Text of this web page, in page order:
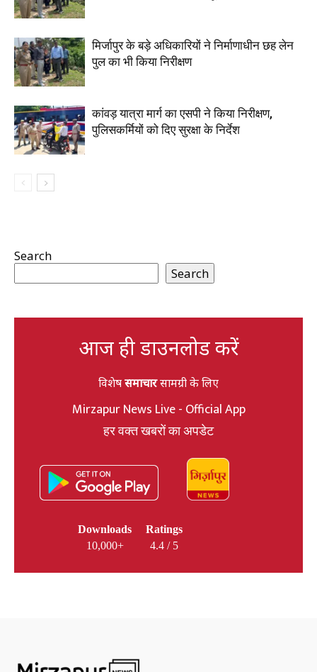
मिर्जापुर के बड़े अधिकारियों ने निर्माणाधीन छह लेन
पुल का भी किया निरीक्षण
कांवड़ यात्रा मार्ग का एसपी ने किया निरीक्षण,
पुलिसकर्मियों को दिए सुरक्षा के निर्देश
Search
Search
आज ही डाउनलोड करें
विशेषसमाचारसामग्री के लिए
Mirzapur News Live - Official App
हर वक्त खबरों का अपडेट
Downloads
10,000+
Ratings
4.4 / 5